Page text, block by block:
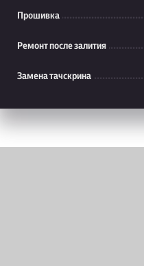
Прошивка
Ремонт после залития
Замена тачскрина